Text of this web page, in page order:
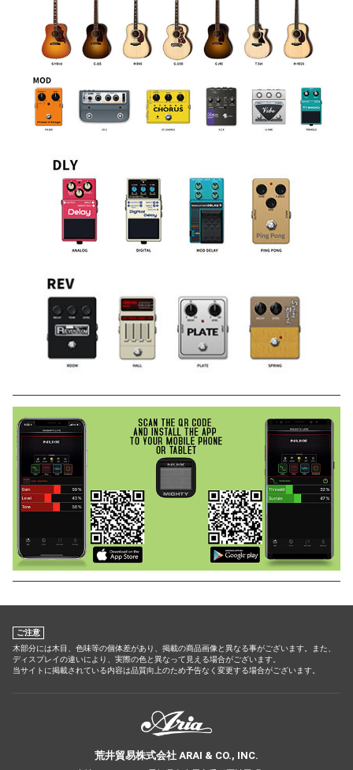
ご注意
木部分には木目、色味等の個体差があり、掲載の商品画像と異なる事がございます。また、
ディスプレイの違いにより、実際の色と異なって見える場合がございます。
当サイトに掲載されている内容は品質向上のため予告なく変更する場合がございます。
荒井貿易株式会社 ARAI & CO., INC.